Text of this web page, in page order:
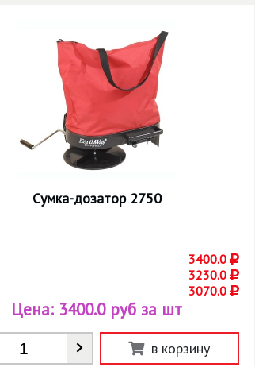
Сумка-дозатор 2750
3400.0
3230.0
3070.0
*
Цена: 3400.0 руб за шт
в корзину